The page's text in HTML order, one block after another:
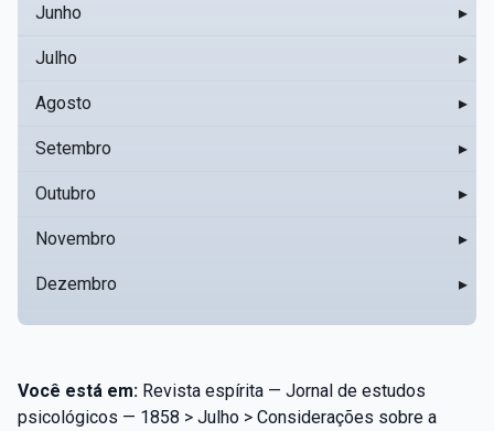
Junho ▸
Julho ▸
Agosto ▸
Setembro ▸
Outubro ▸
Novembro ▸
Dezembro ▸
Você está em: Revista espírita — Jornal de estudos
psicológicos — 1858 > Julho > Considerações sobre a